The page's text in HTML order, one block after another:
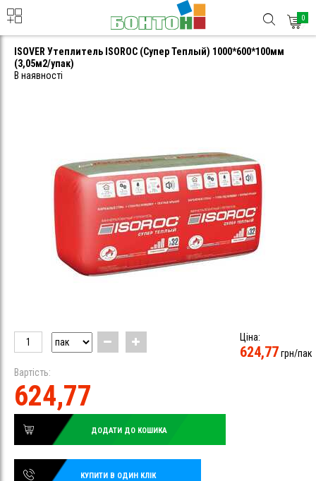
0
ISOVER Утеплитель ISOROC (Супер Теплый) 1000*600*100мм
(3,05м2/упак)
В наявності
Ціна:
624,77грн/пак
Вартість:
624,77
ДОДАТИ ДО КОШИКА
КУПИТИ В ОДИН КЛІК